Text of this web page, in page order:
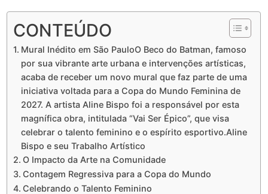
CONTEÚDO
Mural Inédito em São PauloO Beco do Batman, famoso
por sua vibrante arte urbana e intervenções artísticas,
acaba de receber um novo mural que faz parte de uma
iniciativa voltada para a Copa do Mundo Feminina de
2027. A artista Aline Bispo foi a responsável por esta
magnífica obra, intitulada “Vai Ser Épico”, que visa
celebrar o talento feminino e o espírito esportivo.Aline
Bispo e seu Trabalho Artístico
O Impacto da Arte na Comunidade
Contagem Regressiva para a Copa do Mundo
Celebrando o Talento Feminino